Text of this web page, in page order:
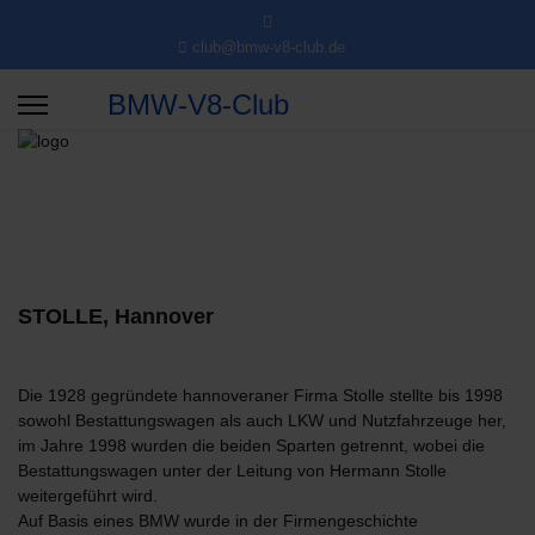
club@bmw-v8-club.de
BMW-V8-Club
STOLLE, Hannover
Die 1928 gegründete hannoveraner Firma Stolle stellte bis 1998
sowohl Bestattungswagen als auch LKW und Nutzfahrzeuge her,
im Jahre 1998 wurden die beiden Sparten getrennt, wobei die
Bestattungswagen unter der Leitung von Hermann Stolle
weitergeführt wird.
Auf Basis eines BMW wurde in der Firmengeschichte